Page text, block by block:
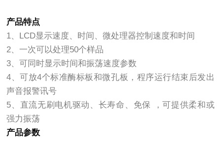
产品特点
1、LCD显示速度、时间、微处理器控制速度和时间
2、一次可以处理50个样品
3、可同时显示时间和振荡速度参数
4、可放4个标准酶标板和微孔板，程序运行结束后发出
声音报警讯号
5、直流无刷电机驱动、长寿命、免保 ，可提供柔和或
强力振荡
产品参数